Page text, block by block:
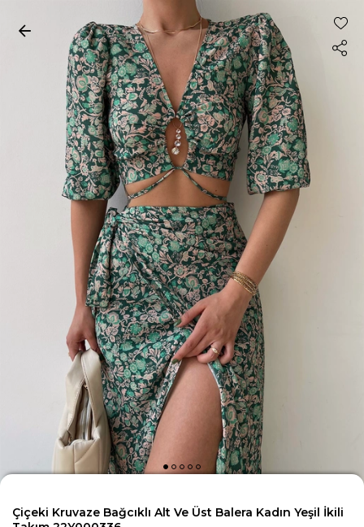
Çiçeki Kruvaze Bağcıklı Alt Ve Üst Balera Kadın Yeşil İkili